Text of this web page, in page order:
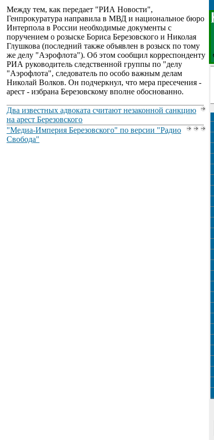
Между тем, как передает "РИА Новости",
Генпрокуратура направила в МВД и национальное бюро
Интерпола в России необходимые документы с
поручением о розыске Бориса Березовского и Николая
Глушкова (последний также объявлен в розыск по тому
же делу "Аэрофлота"). Об этом сообщил корреспонденту
РИА руководитель следственной группы по "делу
"Аэрофлота", следователь по особо важным делам
Николай Волков. Он подчеркнул, что мера пресечения -
арест - избрана Березовскому вполне обоснованно.
Два известных адвоката считают незаконной санкцию
на арест Березовского
"Медиа-Империя Березовского" по версии "Радио
Свобода"